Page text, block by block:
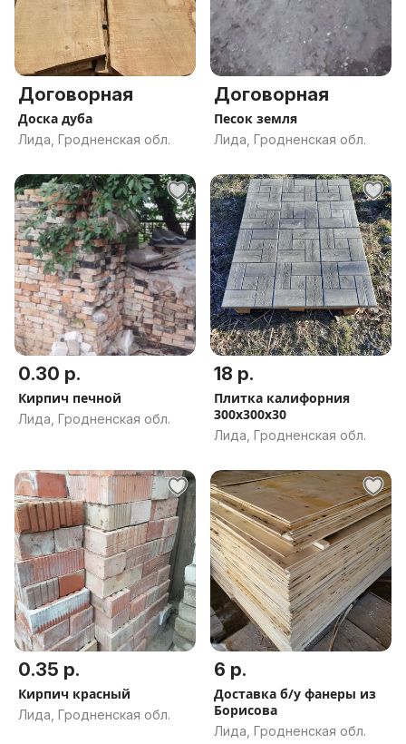
Договорная
Доска дуба
Лида, Гродненская обл.
Договорная
Песок земля
Лида, Гродненская обл.
0.30 р.
Кирпич печной
Лида, Гродненская обл.
18 р.
Плитка калифорния
300х300х30
Лида, Гродненская обл.
0.35 р.
Кирпич красный
Лида, Гродненская обл.
6 р.
Доставка б/у фанеры из
Борисова
Лида, Гродненская обл.